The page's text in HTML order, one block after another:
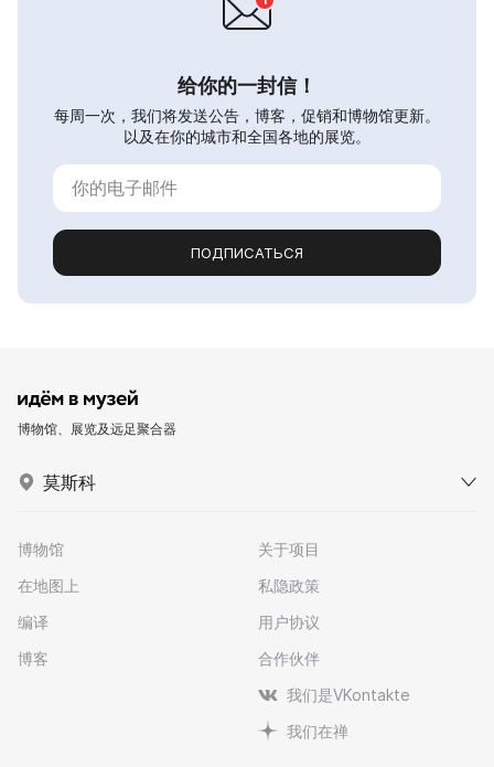
给你的一封信！
每周一次，我们将发送公告，博客，促销和博物馆更新。
以及在你的城市和全国各地的展览。
ПОДПИСАТЬСЯ
博物馆、展览及远足聚合器
莫斯科
博物馆
在地图上
编译
博客
关于项目
私隐政策
用户协议
合作伙伴
我们是VKontakte
我们在禅